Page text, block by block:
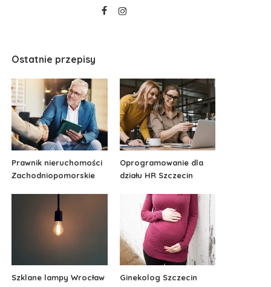
Ostatnie przepisy
Prawnik nieruchomości
Zachodniopomorskie
Oprogramowanie dla
działu HR Szczecin
Szklane lampy Wrocław Ginekolog Szczecin